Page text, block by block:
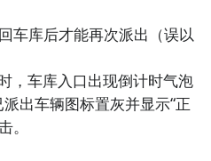
车库后才能再次派出（误以
车库入口出现倒计时气泡
派出车辆图标置灰并显示“正
。